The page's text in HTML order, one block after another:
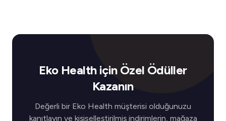
Eko Health için Özel Ödüller
Kazanın
Değerli bir Eko Health müşterisi olduğunuzu
kanıtlayın ve kişiselleştirilmiş indirimlerin, mağaza